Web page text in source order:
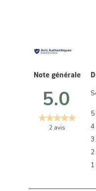
Note générale
5.0
2 avis